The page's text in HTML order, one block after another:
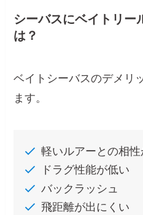
シーバスにベイトリー
は？
ベイトシーバスのデメリ
ます。
軽いルアーとの相性
ドラグ性能が低い
バックラッシュ
飛距離が出にくい